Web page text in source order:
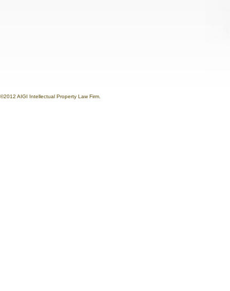
©2012 AIGI Intellectual Property Law Firm.